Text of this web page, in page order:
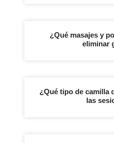
¿Qué masajes y
eliminar
¿Qué tipo de camilla
las